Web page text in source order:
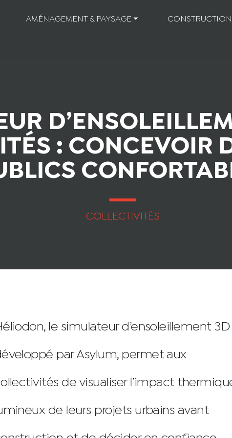
AMÉNAGEMENT & PAYSAGE ⏷ CONSTRUCTION
: CONCEVOIR
COLLECTIVITÉS
le simulateur d’ensoleillement 3D
par Asylum, permet aux
de visualiser l’impact
de leurs projets urbains avant